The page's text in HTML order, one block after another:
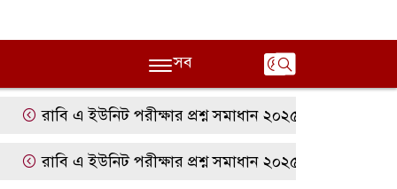
সব
রাবি এ ইউনিট পরীক্ষার প্রশ্ন সমাধান ২০২৫ | RU A Unit
রাবি এ ইউনিট পরীক্ষার প্রশ্ন সমাধান ২০২৫ | RU A Unit